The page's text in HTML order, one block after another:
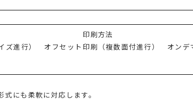
印刷方法
ズ進行） オフセット印刷（複数面付進行） オンデ
にも柔軟に対応します。